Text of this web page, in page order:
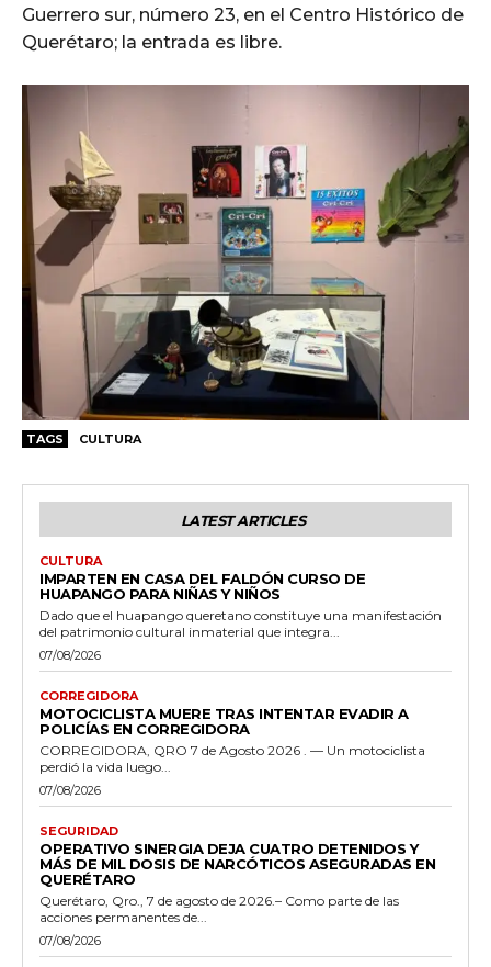
Guerrero sur, número 23, en el Centro Histórico de
Querétaro; la entrada es libre.
TAGS CULTURA
LATEST ARTICLES
CULTURA
IMPARTEN EN CASA DEL FALDÓN CURSO DE
HUAPANGO PARA NIÑAS Y NIÑOS
Dado que el huapango queretano constituye una manifestación
del patrimonio cultural inmaterial que integra...
07/08/2026
CORREGIDORA
MOTOCICLISTA MUERE TRAS INTENTAR EVADIR A
POLICÍAS EN CORREGIDORA
CORREGIDORA, QRO 7 de Agosto 2026 . — Un motociclista
perdió la vida luego...
07/08/2026
SEGURIDAD
OPERATIVO SINERGIA DEJA CUATRO DETENIDOS Y
MÁS DE MIL DOSIS DE NARCÓTICOS ASEGURADAS EN
QUERÉTARO
Querétaro, Qro., 7 de agosto de 2026.– Como parte de las
acciones permanentes de...
07/08/2026